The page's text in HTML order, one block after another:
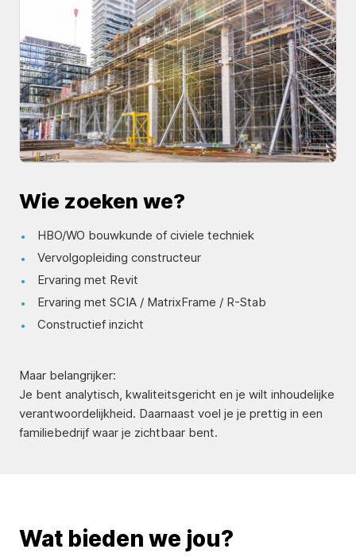
Wie zoeken we?
HBO/WO bouwkunde of civiele techniek
Vervolgopleiding constructeur
Ervaring met Revit
Ervaring met SCIA / MatrixFrame / R-Stab
Constructief inzicht
Maar belangrijker:
Je bent analytisch, kwaliteitsgericht en je wilt inhoudelijke
verantwoordelijkheid. Daarnaast voel je je prettig in een
familiebedrijf waar je zichtbaar bent.
Wat bieden we jou?